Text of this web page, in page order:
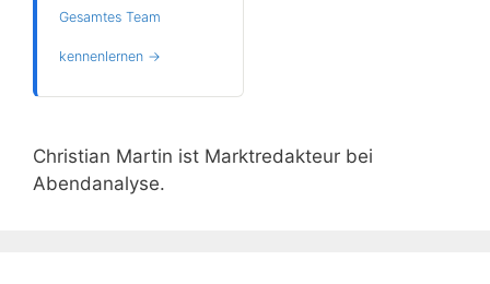
Gesamtes Team
kennenlernen →
Christian Martin ist Marktredakteur bei
Abendanalyse.